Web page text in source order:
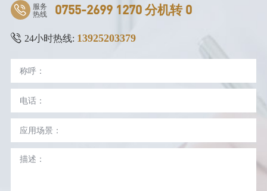
服务
热线 0755-2699 1270 分机转 0
24小时热线: 13925203379